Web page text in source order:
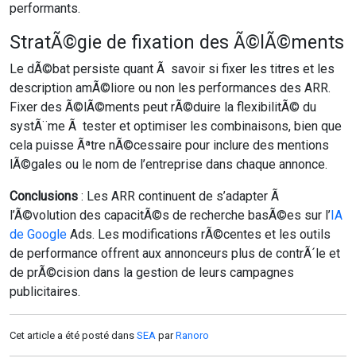
performants.
StratÃ©gie de fixation des Ã©lÃ©ments
Le dÃ©bat persiste quant Ã savoir si fixer les titres et les
description amÃ©liore ou non les performances des ARR.
Fixer des Ã©lÃ©ments peut rÃ©duire la flexibilitÃ© du
systÃ¨me Ã tester et optimiser les combinaisons, bien que
cela puisse Ãªtre nÃ©cessaire pour inclure des mentions
lÃ©gales ou le nom de l’entreprise dans chaque annonce.
Conclusions : Les ARR continuent de s’adapter Ã
l’Ã©volution des capacitÃ©s de recherche basÃ©es sur l’IA
de Google Ads. Les modifications rÃ©centes et les outils
de performance offrent aux annonceurs plus de contrÃ´le et
de prÃ©cision dans la gestion de leurs campagnes
publicitaires.
Cet article a été posté dans SEA parRanoro